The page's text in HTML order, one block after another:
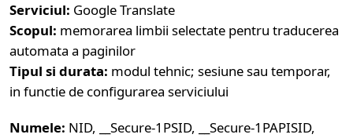
Serviciul: Google Translate
Scopul: memorarea limbii selectate pentru traducerea
automata a paginilor
Tipul si durata: modul tehnic; sesiune sau temporar,
in functie de configurarea serviciului
Numele: NID, __Secure-1PSID, __Secure-1PAPISID,